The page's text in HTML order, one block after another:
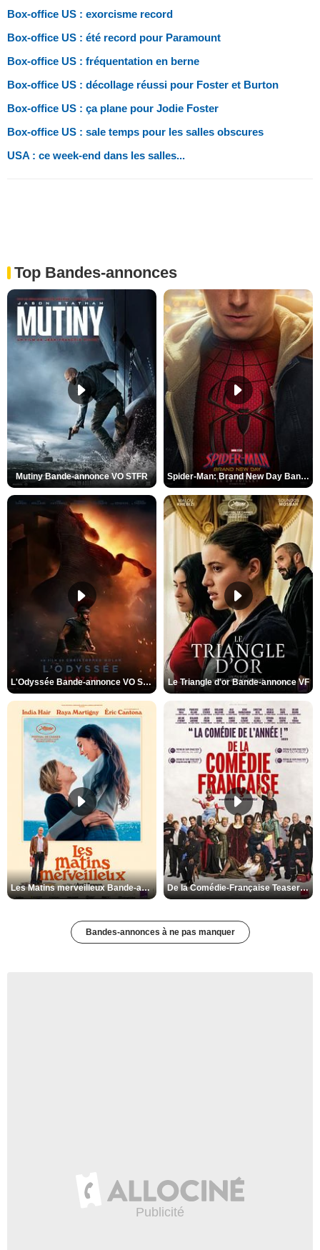
Box-office US : exorcisme record
Box-office US : été record pour Paramount
Box-office US : fréquentation en berne
Box-office US : décollage réussi pour Foster et Burton
Box-office US : ça plane pour Jodie Foster
Box-office US : sale temps pour les salles obscures
USA : ce week-end dans les salles...
Top Bandes-annonces
Mutiny Bande-annonce VO STFR Spider-Man: Brand New Day Bande-annonce VO STFR
L'Odyssée Bande-annonce VO STFR Le Triangle d'or Bande-annonce VF
Les Matins merveilleux Bande-annonce VF De la Comédie-Française Teaser VF
Bandes-annonces à ne pas manquer